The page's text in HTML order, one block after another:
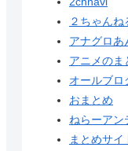
２ちゃん
アナグロあ
アニメのま
オールブロ
おまとめ
ねらーアン
まとめサイ